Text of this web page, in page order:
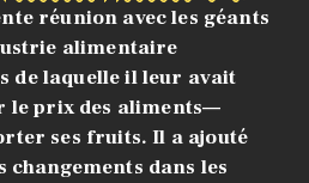
réunion avec les géants
alimentaire
de laquelle il leur avait
le prix des aliments—
ses fruits. Il a ajouté
changements dans les